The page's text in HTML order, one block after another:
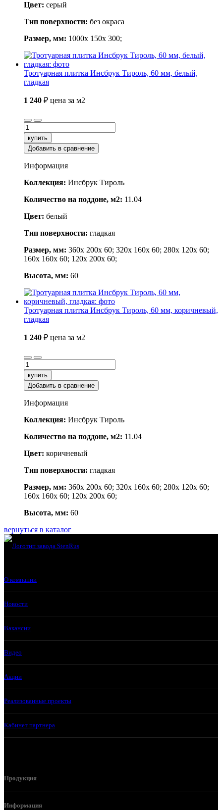
Цвет: серый
Тип поверхности: без окраса
Размер, мм: 1000x 150x 300;
Тротуарная плитка Инсбрук Тироль, 60 мм, белый,
гладкая
1 240 ₽ цена за м2
купить
Добавить в сравнение
Информация
Коллекция: Инсбрук Тироль
Количество на поддоне, м2: 11.04
Цвет: белый
Тип поверхности: гладкая
Размер, мм: 360x 200x 60; 320x 160x 60; 280x 120x 60;
160x 160x 60; 120x 200x 60;
Высота, мм: 60
Тротуарная плитка Инсбрук Тироль, 60 мм, коричневый,
гладкая
1 240 ₽ цена за м2
купить
Добавить в сравнение
Информация
Коллекция: Инсбрук Тироль
Количество на поддоне, м2: 11.04
Цвет: коричневый
Тип поверхности: гладкая
Размер, мм: 360x 200x 60; 320x 160x 60; 280x 120x 60;
160x 160x 60; 120x 200x 60;
Высота, мм: 60
вернуться в каталог
О компании
Новости
Вакансии
Видео
Акции
Реализованные проекты
Кабинет партнера
Продукция
Информация